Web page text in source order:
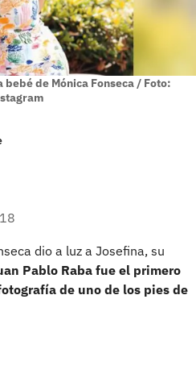
de Mónica Fonseca / Foto:
dio a luz a Josefina, su
Pablo Raba fue el primero
de uno de los pies de